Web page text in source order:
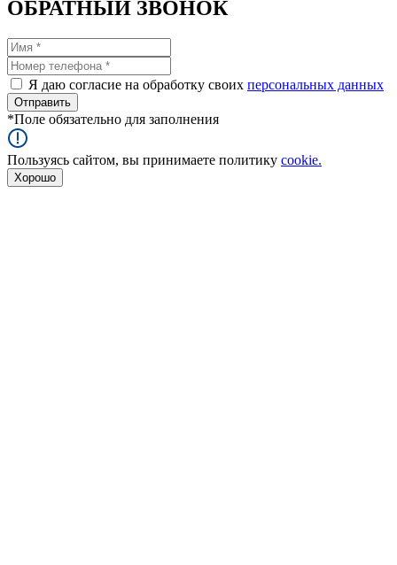
ОБРАТНЫЙ ЗВОНОК
Я даю согласие на обработку своих персональных данных
*Поле обязательно для заполнения
Пользуясь сайтом, вы принимаете политику cookie.
Хорошо